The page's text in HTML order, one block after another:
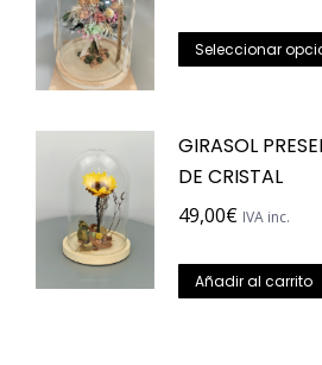
Seleccionar
GIRASOL
DE CRISTAL
49,00€ IVA inc.
Añadir al carrito